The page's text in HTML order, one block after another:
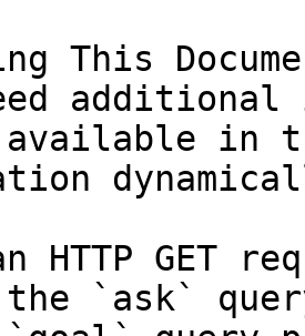
This
in
HTTP GET
the `ask`